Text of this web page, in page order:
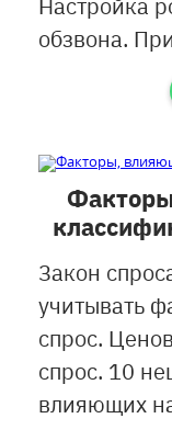
обзвона.
Закон
учитывать
спрос.
спрос. 10
влияющих